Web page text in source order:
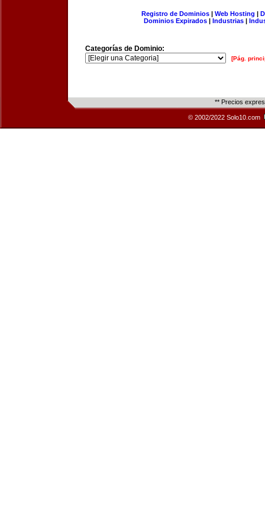
Registro de Dominios| Web Hosting |
Dominios Expirados | Industrias |
Categorías de Dominio:
[Pág.
** Precios
© 2002/2022 Solo10.com